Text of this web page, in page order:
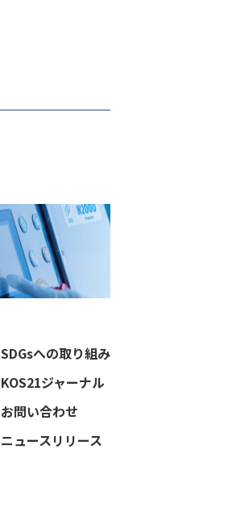
SDGsへの取り組み
KOS21ジャーナル
お問い合わせ
ニュースリリース